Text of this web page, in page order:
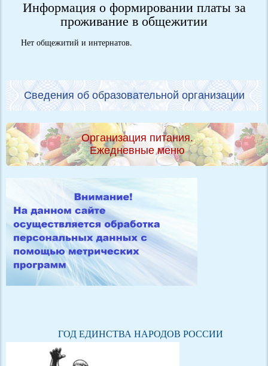
Информация о формировании платы за
проживание в общежитии
Нет общежитий и интернатов.
Сведения об образовательной организации
Организация питания.
Ежедневные меню
ГОД ЕДИНСТВА НАРОДОВ РОССИИ